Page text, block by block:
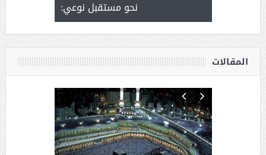
يحصل
نحو مستقبل نوعي:
المقالات